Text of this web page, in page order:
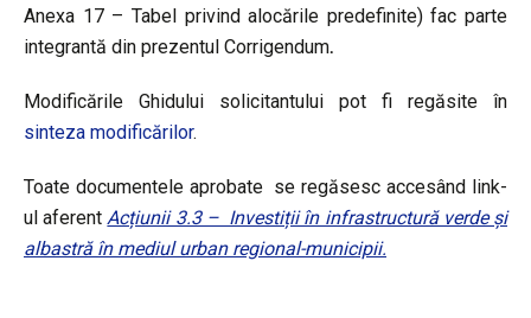
Anexa 17 – Tabel privind alocările predefinite) fac parte
integrantă din prezentul Corrigendum.
Modificările Ghidului solicitantului pot fi regăsite în
sinteza modificărilor.
Toate documentele aprobate se regăsesc accesând link-
ul aferentAcțiunii 3.3 – Investiții în infrastructură verde și
albastră în mediul urban regional-municipii.